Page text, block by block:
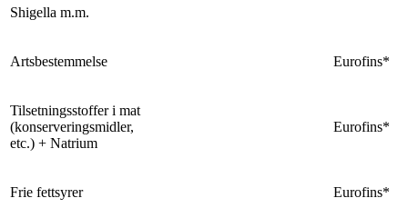
Shigella m.m.
Artsbestemmelse Eurofins*
Tilsetningsstoffer i mat
(konserveringsmidler,
etc.) + Natrium
Eurofins*
Frie fettsyrer Eurofins*